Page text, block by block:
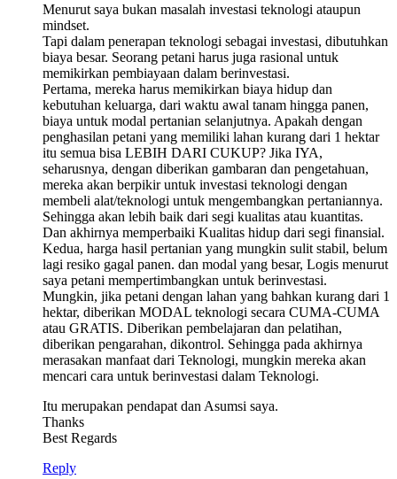
Menurut saya bukan masalah investasi teknologi ataupun
mindset.
Tapi dalam penerapan teknologi sebagai investasi, dibutuhkan
biaya besar. Seorang petani harus juga rasional untuk
memikirkan pembiayaan dalam berinvestasi.
Pertama, mereka harus memikirkan biaya hidup dan
kebutuhan keluarga, dari waktu awal tanam hingga panen,
biaya untuk modal pertanian selanjutnya. Apakah dengan
penghasilan petani yang memiliki lahan kurang dari 1 hektar
itu semua bisa LEBIH DARI CUKUP? Jika IYA,
seharusnya, dengan diberikan gambaran dan pengetahuan,
mereka akan berpikir untuk investasi teknologi dengan
membeli alat/teknologi untuk mengembangkan pertaniannya.
Sehingga akan lebih baik dari segi kualitas atau kuantitas.
Dan akhirnya memperbaiki Kualitas hidup dari segi finansial.
Kedua, harga hasil pertanian yang mungkin sulit stabil, belum
lagi resiko gagal panen. dan modal yang besar, Logis menurut
saya petani mempertimbangkan untuk berinvestasi.
Mungkin, jika petani dengan lahan yang bahkan kurang dari 1
hektar, diberikan MODAL teknologi secara CUMA-CUMA
atau GRATIS. Diberikan pembelajaran dan pelatihan,
diberikan pengarahan, dikontrol. Sehingga pada akhirnya
merasakan manfaat dari Teknologi, mungkin mereka akan
mencari cara untuk berinvestasi dalam Teknologi.
Itu merupakan pendapat dan Asumsi saya.
Thanks
Best Regards
Reply